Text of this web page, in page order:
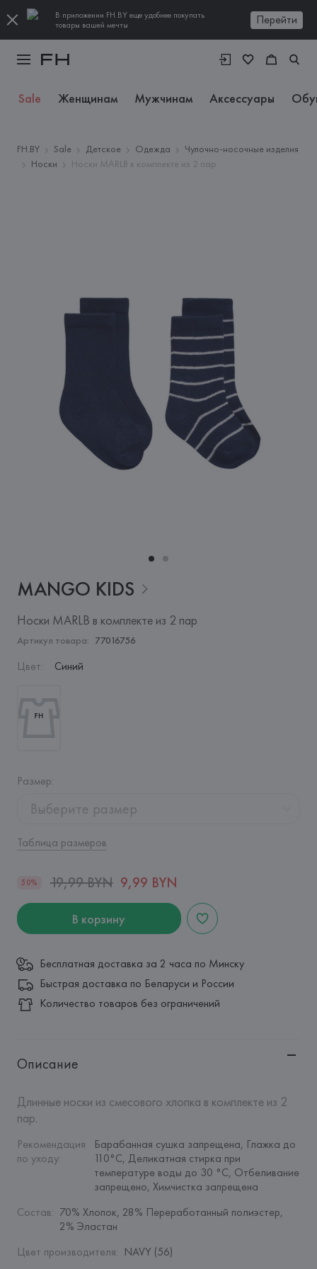
В приложении FH.BY еще удобнее покупать
товары вашей мечты
Перейти
Sale Женщинам Мужчинам Аксессуары
FH.BY Sale Детское Одежда
Чулочно-носочные изделия
Носки
Носки MARLB в комплекте из 2 пар
MANGO KIDS
Носки MARLB в комплекте из 2 пар
Артикул товара: 77016756
Цвет: Синий
Размер:
Выберите размер
Таблица размеров
50% 19,99 BYN 9,99 BYN
В корзину
Бесплатная доставка за 2 часа по Минску
Быстрая доставка по Беларуси и России
Количество товаров без ограничений
Описание
Длинные носки из смесового хлопка в комплекте из 2
пар.
Рекомендация
по уходу:
Барабанная сушка запрещена, Глажка до
110°C, Деликатная стирка при
температуре воды до 30 °C, Отбеливание
запрещено, Химчистка запрещена
Состав: 70% Хлопок, 28% Переработанный полиэстер,
2% Эластан
Цвет производителя: NAVY (56)